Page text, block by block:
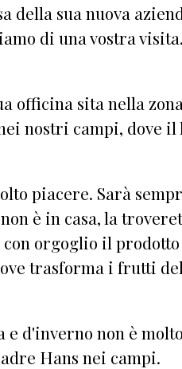
della sua nuova
di una vostra visita.
officina sita nella
nostri campi, dove il
piacere. Sarà
è in casa, la
orgoglio il
trasforma i frutti
d'inverno non è
Hans nei campi.